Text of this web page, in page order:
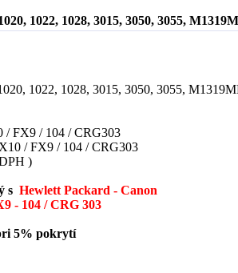
1022, 1028, 3015, 3050, 3055,
1022, 1028, 3015, 3050, 3055,
/ FX9 / 104 / CRG303
/ FX9 / 104 / CRG303
)
s Hewlett Packard - Canon
- 104 / CRG 303
5% pokrytí